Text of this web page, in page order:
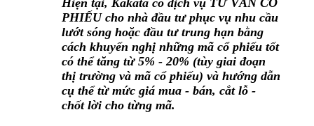
Hiện tại, Kakata có dịch vụ TƯ VẤN CỔ
PHIẾU cho nhà đầu tư phục vụ nhu cầu
lướt sóng hoặc đầu tư trung hạn bằng
cách khuyến nghị những mã cổ phiếu tốt
có thể tăng từ 5% - 20% (tùy giai đoạn
thị trường và mã cổ phiếu) và hướng dẫn
cụ thể từ mức giá mua - bán, cắt lỗ -
chốt lời cho từng mã.